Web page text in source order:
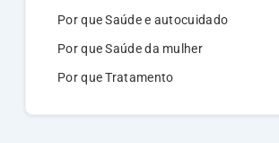
Por que Saúde e autocuidado
Por que Saúde da mulher
Por que Tratamento